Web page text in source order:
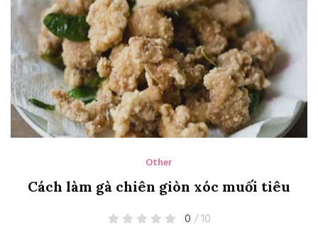
Other
Cách làm gà chiên giòn xóc muối tiêu
0/ 10